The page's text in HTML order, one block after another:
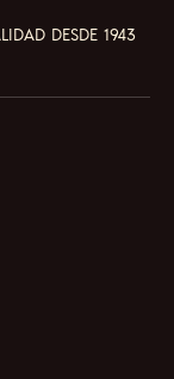
DESDE 1943